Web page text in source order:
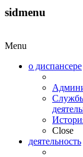
sidmenu
Menu
о диспансере
Close
деятельность